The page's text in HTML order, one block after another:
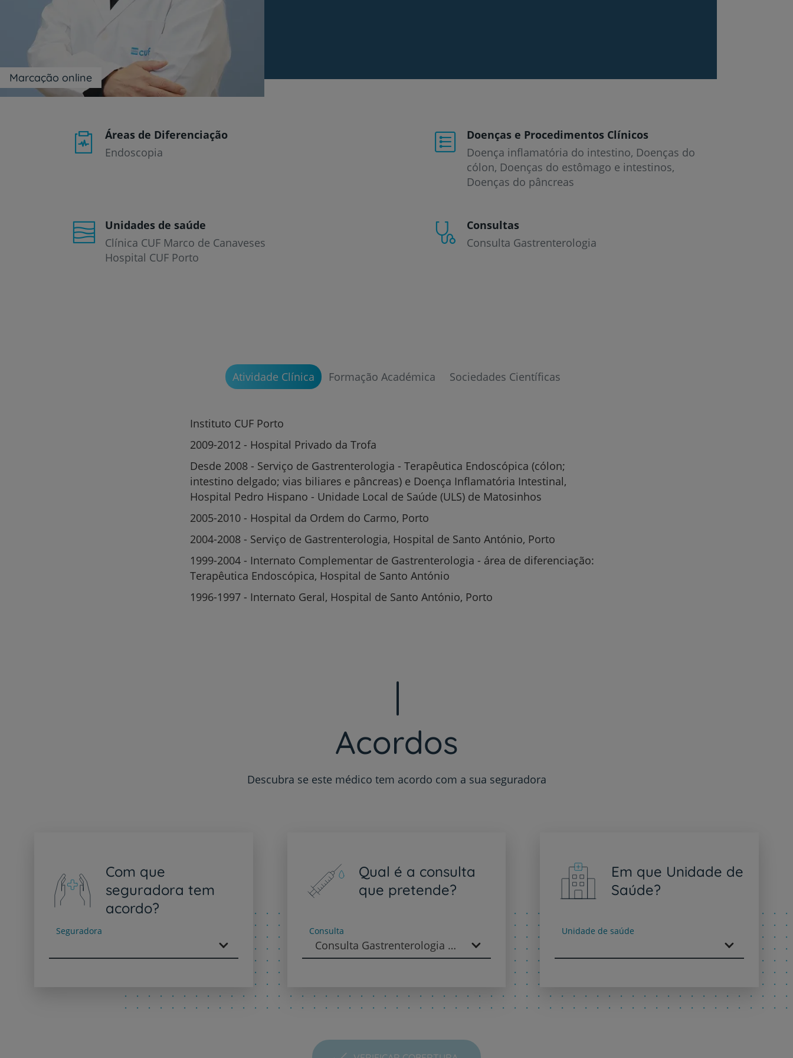
Pressione
F10
para
abrir
Prevenção e bem-estar
Grandes Áreas da Saúde
Serviços CUF
Plano +CUF
CUF Academic Center
Para profissionais
Sobre nós
Contacte-nos
Marcação online
Áreas de Diferenciação
Endoscopia
Doenças e Procedimentos Clínicos
Doença inflamatória do intestino Doenças do
cólon Doenças do estômago e intestinos
Doenças do pâncreas
Unidades de saúde
Clínica CUF Marco de Canaveses
Hospital CUF Porto
Consultas
Consulta Gastrenterologia
Atividade Clínica Formação Académica Sociedades Científicas
Instituto CUF Porto
2009-2012 - Hospital Privado da Trofa
Desde 2008 - Serviço de Gastrenterologia - Terapêutica Endoscópica (cólon;
intestino delgado; vias biliares e pâncreas) e Doença Inflamatória Intestinal,
Hospital Pedro Hispano - Unidade Local de Saúde (ULS) de Matosinhos
2005-2010 - Hospital da Ordem do Carmo, Porto
2004-2008 - Serviço de Gastrenterologia, Hospital de Santo António, Porto
1999-2004 - Internato Complementar de Gastrenterologia - área de diferenciação:
Terapêutica Endoscópica, Hospital de Santo António
1996-1997 - Internato Geral, Hospital de Santo António, Porto
Acordos
Descubra se este médico tem acordo com a sua seguradora
Com que
seguradora tem
acordo?
Seguradora
Qual é a consulta
que pretende?
Consulta
Consulta Gastrenterologia - Gastrenterologia
Em que Unidade de
Saúde?
Unidade de saúde